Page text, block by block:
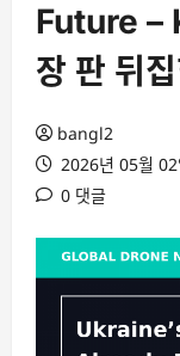
Future –
장 판 뒤
bangl2
2026년 05월 02
0 댓글